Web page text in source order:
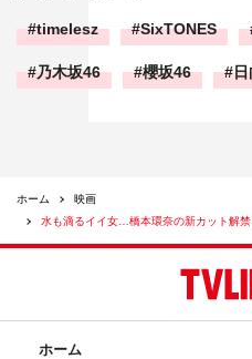
timelesz SixTONES
乃木坂46 櫻坂46 日
ホーム
映画
水も滴るイイ女…橋本環奈の新カット解
ホーム